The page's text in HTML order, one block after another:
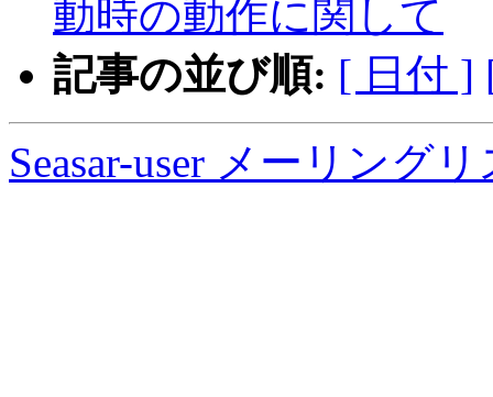
動時の動作に関して
記事の並び順: [ 日付 ]
Seasar-user メーリング